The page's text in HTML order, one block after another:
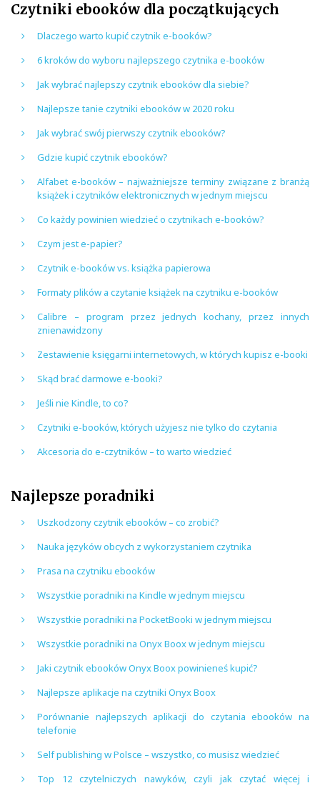
Czytniki ebooków dla początkujących
Dlaczego warto kupić czytnik e-booków?
6 kroków do wyboru najlepszego czytnika e-booków
Jak wybrać najlepszy czytnik ebooków dla siebie?
Najlepsze tanie czytniki ebooków w 2020 roku
Jak wybrać swój pierwszy czytnik ebooków?
Gdzie kupić czytnik ebooków?
Alfabet e-booków – najważniejsze terminy związane z branżą
książek i czytników elektronicznych w jednym miejscu
Co każdy powinien wiedzieć o czytnikach e-booków?
Czym jest e-papier?
Czytnik e-booków vs. książka papierowa
Formaty plików a czytanie książek na czytniku e-booków
Calibre – program przez jednych kochany, przez innych
znienawidzony
Zestawienie księgarni internetowych, w których kupisz e-booki
Skąd brać darmowe e-booki?
Jeśli nie Kindle, to co?
Czytniki e-booków, których użyjesz nie tylko do czytania
Akcesoria do e-czytników – to warto wiedzieć
Najlepsze poradniki
Uszkodzony czytnik ebooków – co zrobić?
Nauka języków obcych z wykorzystaniem czytnika
Prasa na czytniku ebooków
Wszystkie poradniki na Kindle w jednym miejscu
Wszystkie poradniki na PocketBooki w jednym miejscu
Wszystkie poradniki na Onyx Boox w jednym miejscu
Jaki czytnik ebooków Onyx Boox powinieneś kupić?
Najlepsze aplikacje na czytniki Onyx Boox
Porównanie najlepszych aplikacji do czytania ebooków na
telefonie
Self publishing w Polsce – wszystko, co musisz wiedzieć
Top 12 czytelniczych nawyków, czyli jak czytać więcej i